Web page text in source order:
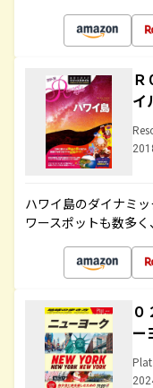
イ
ハワイ島のダイナミ
ワースポットも数多
ー
Plat